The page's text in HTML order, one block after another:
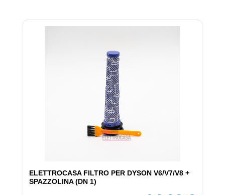
ELETTROCASA FILTRO PER DYSON V6/V7/V8 +
SPAZZOLINA (DN 1)